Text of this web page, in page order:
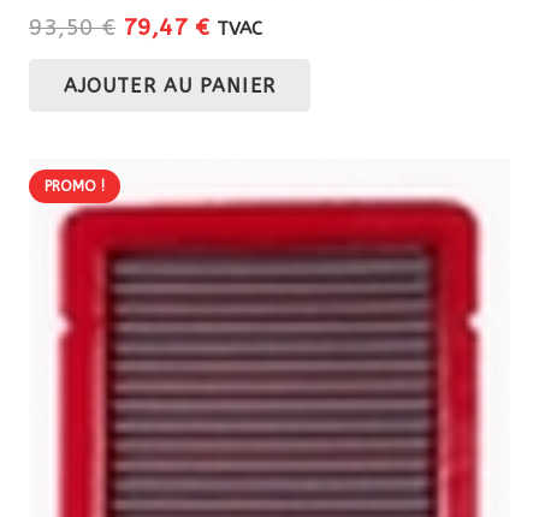
93,50€ Le
initial
79,47 €Le
actuel
TVAC
AJOUTER AU PANIER
PROMO !